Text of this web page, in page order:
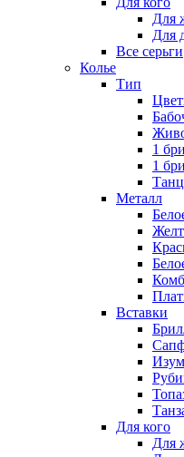
Для
Для
Все серьги
Колье
Тип
1
1
Металл
Вставки
Для кого
Для